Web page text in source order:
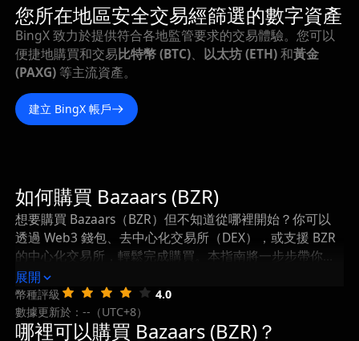
您所在地區安全交易經篩選的數字資產
BingX 致力於提供符合各地監管要求的交易體驗。您可以
便捷地購買和交易比特幣 (BTC)、 以太坊 (ETH)和黃金
(PAXG) 等主流資產。
建立 BingX 帳戶
如何購買 Bazaars (BZR)
想要購買 Bazaars（BZR）但不知道從哪裡開始？你可以
透過 Web3 錢包、去中心化交易所（DEX），或支援 BZR
的中心化交易所，輕鬆完成購買。本指南將一步步帶你瞭
解如何購買 Bazaars，以及在購買後如何安全地儲存和管
理你的 BZR。
展開
幣種評級
4.0
數據更新於：--（UTC+8）
哪裡可以購買 Bazaars (BZR)？